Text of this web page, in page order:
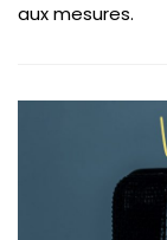
aux mesures.